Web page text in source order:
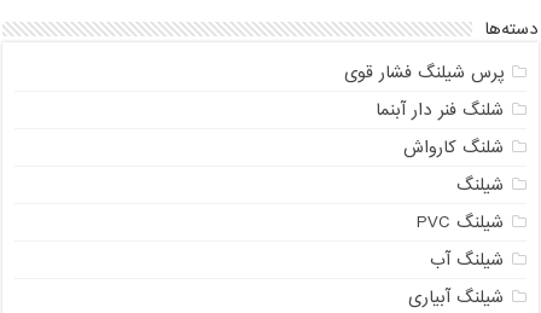
دسته‌ها
پرس شیلنگ فشار قوی
شلنگ فنر دار آبنما
شلنگ کارواش
شیلنگ
شیلنگ PVC
شیلنگ آب
شیلنگ آبیاری